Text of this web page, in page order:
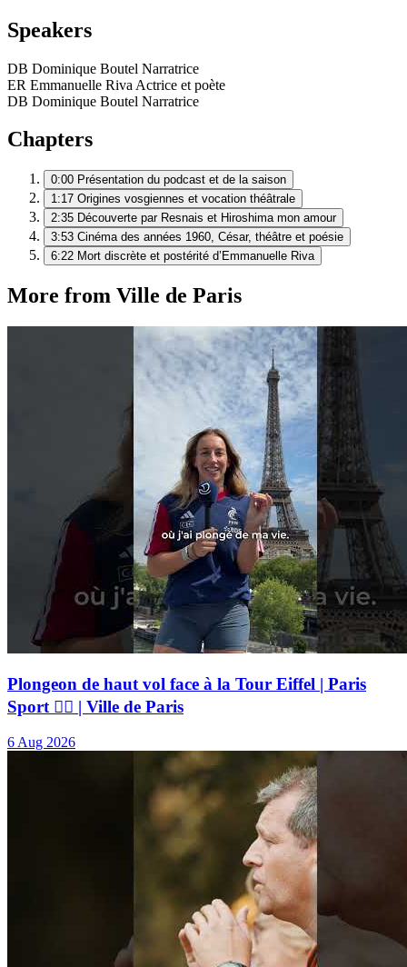
Speakers
DB Dominique Boutel Narratrice
ER Emmanuelle Riva Actrice et poète
DB Dominique Boutel Narratrice
Chapters
0:00 Présentation du podcast et de la saison
1:17 Origines vosgiennes et vocation théâtrale
2:35 Découverte par Resnais et Hiroshima mon amour
3:53 Cinéma des années 1960, César, théâtre et poésie
6:22 Mort discrète et postérité d’Emmanuelle Riva
More from Ville de Paris
Plongeon de haut vol face à la Tour Eiffel | Paris
Sport 🏃‍♂️ | Ville de Paris
6 Aug 2026